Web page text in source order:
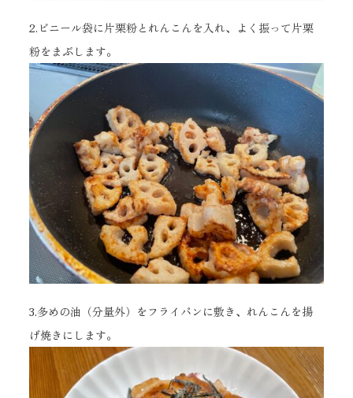
2.ビニール袋に片栗粉とれんこんを入れ、よく振って片栗
粉をまぶします。
3.多めの油（分量外）をフライパンに敷き、れんこんを揚
げ焼きにします。